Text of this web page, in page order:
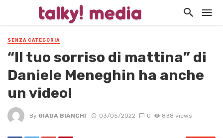
SENZA CATEGORIA
“Il tuo sorriso di mattina” di
Daniele Meneghin ha anche
un video!
By GIADA BIANCHI 03/05/2022 0 838 views